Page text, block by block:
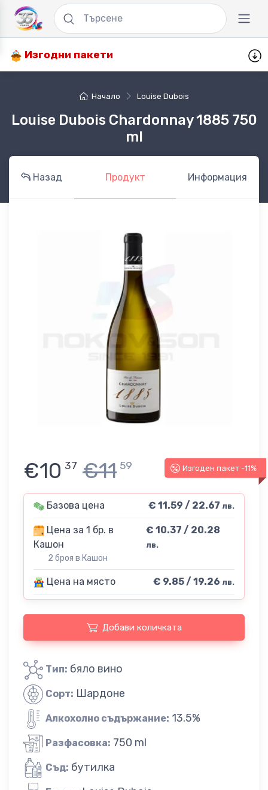
Изгодни пакети
Начало Louise Dubois
Louise Dubois Chardonnay 1885 750
ml
Назад Продукт Информация
Изгоден пакет -11%
€10 37 €11 59
Базова цена € 11.59 / 22.67 лв.
Цена за 1 бр. в
Кашон
2 броя в Кашон
€ 10.37 / 20.28
лв.
Цена на място € 9.85 / 19.26 лв.
Добави количката
Тип: бяло вино
Сорт: Шардоне
Алкохолно съдържание: 13.5%
Разфасовка: 750 ml
Съд: бутилка